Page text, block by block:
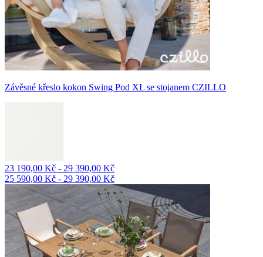
Závěsné křeslo kokon Swing Pod XL se stojanem CZILLO
23 190,00 Kč - 29 390,00 Kč
25 590,00 Kč - 29 390,00 Kč